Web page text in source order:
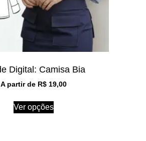
Digital: Camisa Bia
A partir de R$ 19,00
Ver opções